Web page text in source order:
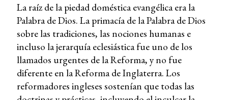
La raíz de la piedad doméstica evangélica era la
Palabra de Dios. La primacía de la Palabra de Dios
sobre las tradiciones, las nociones humanas e
incluso la jerarquía eclesiástica fue uno de los
llamados urgentes de la Reforma, y no fue
diferente en la Reforma de Inglaterra. Los
reformadores ingleses sostenían que todas las